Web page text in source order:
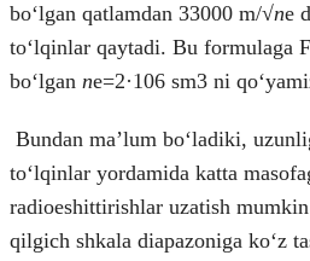
boʻlgan qatlamdan 33000 m/√ne
toʻlqinlar qaytadi. Bu formulaga
boʻlgan ne=2·106 sm3 ni
Bundan maʼlum boʻladiki,
toʻlqinlar yordamida katta
radioeshittirishlar uzatish
qilgich shkala diapazoniga koʻz